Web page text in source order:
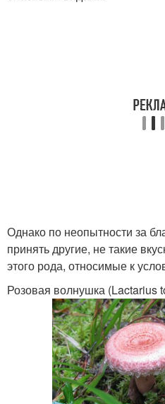
Однако по неопытности за
принять другие, не такие
этого рода, относимые к
Розовая волнушка (Lactarius